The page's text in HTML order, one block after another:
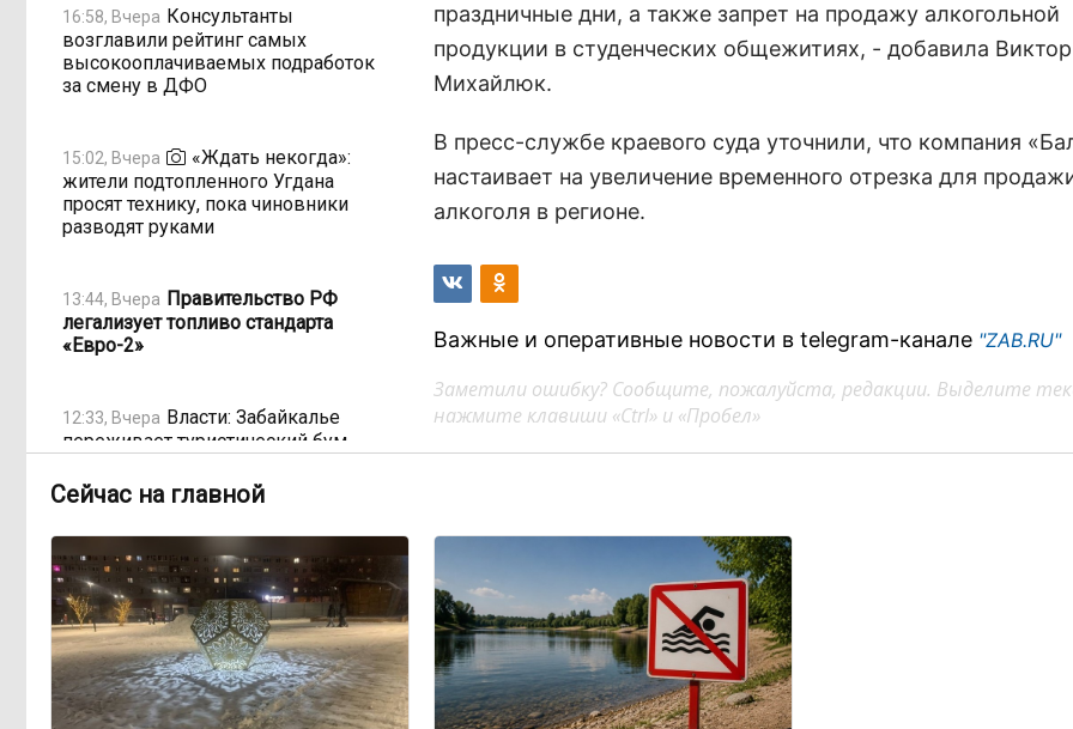
16:58, Вчера Консультанты
возглавили рейтинг самых
высокооплачиваемых подработок
за смену в ДФО
15:02, Вчера
«Ждать некогда»:
жители подтопленного Угдана
просят технику, пока чиновники
разводят руками
13:44, Вчера Правительство РФ
легализует топливо стандарта
«Евро-2»
12:33, Вчера Власти: Забайкалье
переживает туристический бум
регионов индексация прошла с 1
января»: почему Забайкалье
задержало повышение зарплат
бюджетникам
10:16, Вчера
В Каларском округе
подрядчик и чиновник попали под
уголовные дела
праздничные дни, а также запрет на продажу алкогольной
продукции в студенческих общежитиях, - добавила
Михайлюк.
В пресс-службе краевого суда уточнили, что компания
настаивает на увеличение временного отрезка для
алкоголя в регионе.
Важные и оперативные новости в telegram-канале "ZAB.RU"
Заметили ошибку? Сообщите, пожалуйста, редакции. Выделите
нажмите клавиши «Ctrl» и «Пробел»
Сейчас на главной